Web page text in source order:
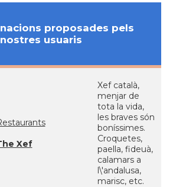
proposades pels
nostres usuaris
Xef
Xef català,
menjar de
tota la vida,
les braves són
boníssimes.
Croquetes,
paella, fideuà,
calamars a
l\'andalusa,
marisc, etc.